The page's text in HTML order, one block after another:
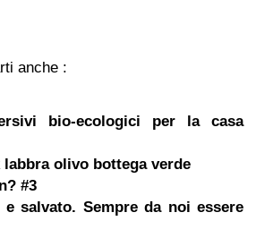
anche :
bio-ecologici per la casa
olivo bottega verde
#3
salvato. Sempre da noi essere